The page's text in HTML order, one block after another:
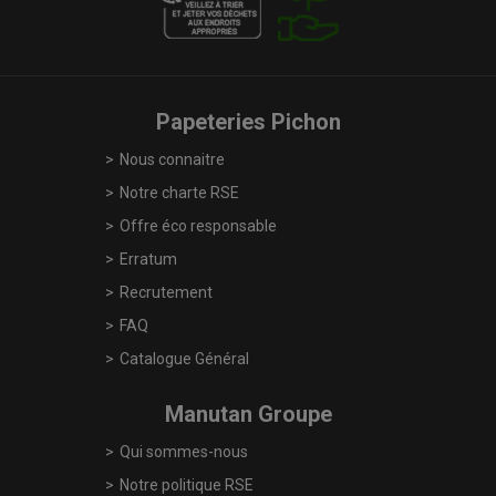
Papeteries Pichon
Nous connaitre
Notre charte RSE
Offre éco responsable
Erratum
Recrutement
FAQ
Catalogue Général
Manutan Groupe
Qui sommes-nous
Notre politique RSE